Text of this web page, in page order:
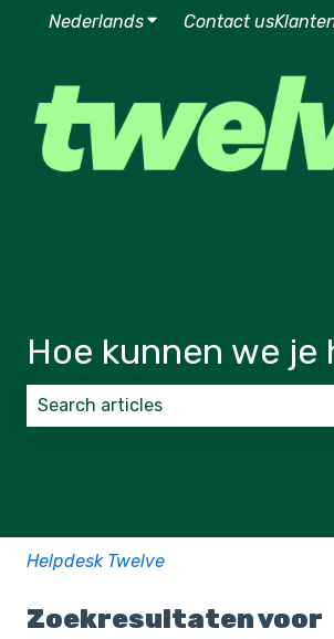
NederlandsSubmenu tonen voor
Contact us
Hoe kunnen we je
Helpdesk Twelve
Zoekresultaten voor